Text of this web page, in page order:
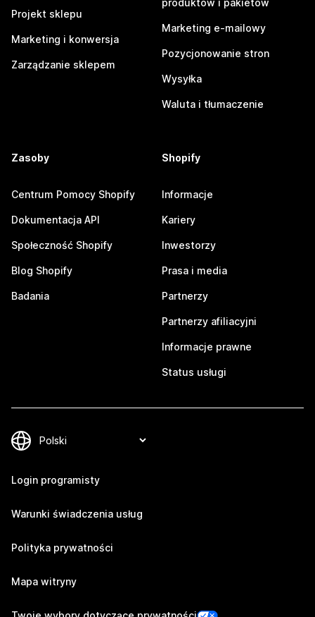
Projekt sklepu
Marketing i konwersja
Zarządzanie sklepem
produktów i pakietów
Marketing e-mailowy
Pozycjonowanie stron
Wysyłka
Waluta i tłumaczenie
Zasoby
Centrum Pomocy Shopify
Dokumentacja API
Społeczność Shopify
Blog Shopify
Badania
Shopify
Informacje
Kariery
Inwestorzy
Prasa i media
Partnerzy
Partnerzy afiliacyjni
Informacje prawne
Status usługi
Login programisty
Warunki świadczenia usług
Polityka prywatności
Mapa witryny